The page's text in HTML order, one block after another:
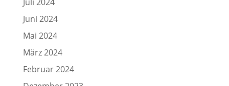
Juni 2024
Mai 2024
März 2024
Februar 2024